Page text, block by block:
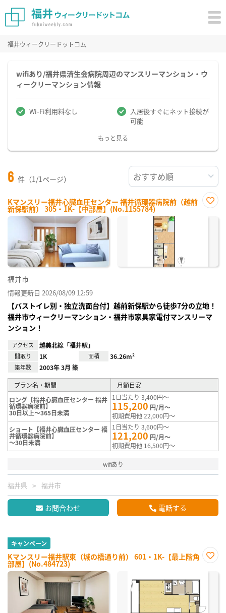
福井ウィークリードットコム
wifiあり/福井県済生会病院周辺のマンスリーマンション・ウ
ィークリーマンション情報
Wi-Fi利用料なし
入居後すぐにネット接続が
可能
もっと見る
6 件（1/1ページ）
Kマンスリー福井心臓血圧センター 福井循環器病院前（越前
新保駅前） 305・1K-【中部屋】(No.1155784)
に入
福井市
情報更新日 2026/08/09 12:59
【バストイレ別・独立洗面台付】越前新保駅から徒歩7分の立地！
福井市ウィークリーマンション・福井市家具家電付マンスリーマ
ンション！
アクセス 越美北線「福井駅」
間取り 1K 面積 36.26m²
築年数 2003年 3月 築
プラン名・期間
月額目安
ロング【福井心臓血圧センター 福井
循環器病院前】
30日以上～365日未満
1日当たり 3,400円～
115,200 円/月～
初期費用他 22,000円～
ショート【福井心臓血圧センター 福
井循環器病院前】
～30日未満
1日当たり 3,600円～
121,200 円/月～
初期費用他 16,500円～
wifiあり
福井県 福井市
お問合わせ 電話する
キャンペーン
Kマンスリー福井駅東（城の橋通り前） 601・1K-【最上階角
部屋】(No.484723)
に入